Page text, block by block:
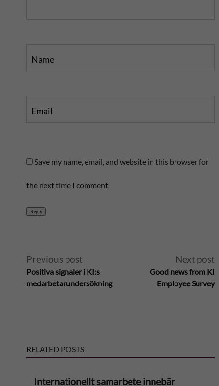
Name
Email
Save my name, email, and website in this browser for
the next time I comment.
Reply
Previous post
Positiva signaler i KI:s
medarbetarundersökning
Next post
Good news from KI
Employee Survey
RELATED POSTS
Internationellt samarbete innebär